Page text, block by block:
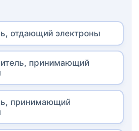
отдающий электроны
принимающий
принимающий